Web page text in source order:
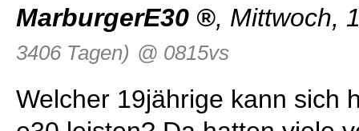
MarburgerE30 , Mittwoch,
3406 Tagen) @ 0815vs
Welcher 19jährige kann sich